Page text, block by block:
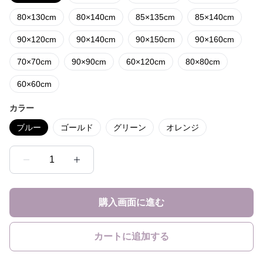
80×130cm 80×140cm 85×135cm 85×140cm
90×120cm 90×140cm 90×150cm 90×160cm
70×70cm 90×90cm 60×120cm 80×80cm
60×60cm
カラー
ブルー ゴールド グリーン オレンジ
1
購入画面に進む
カートに追加する